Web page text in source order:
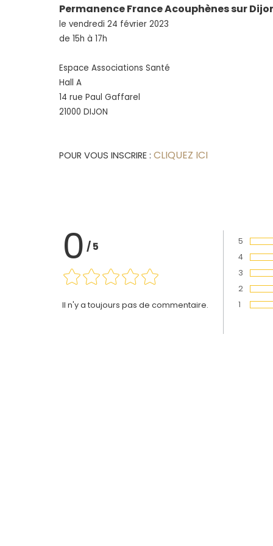
Permanence France Acouphènes sur
le vendredi 24 février 2023
de 15h à 17h
Espace Associations Santé
Hall A
14 rue Paul Gaffarel
21000 DIJON
POUR VOUS INSCRIRE : CLIQUEZ ICI
0 /5
Il n'y a toujours pas de commentaire.
Vote :
5
Vote :
4
Vote :
3
Vote :
2
Vote :
1